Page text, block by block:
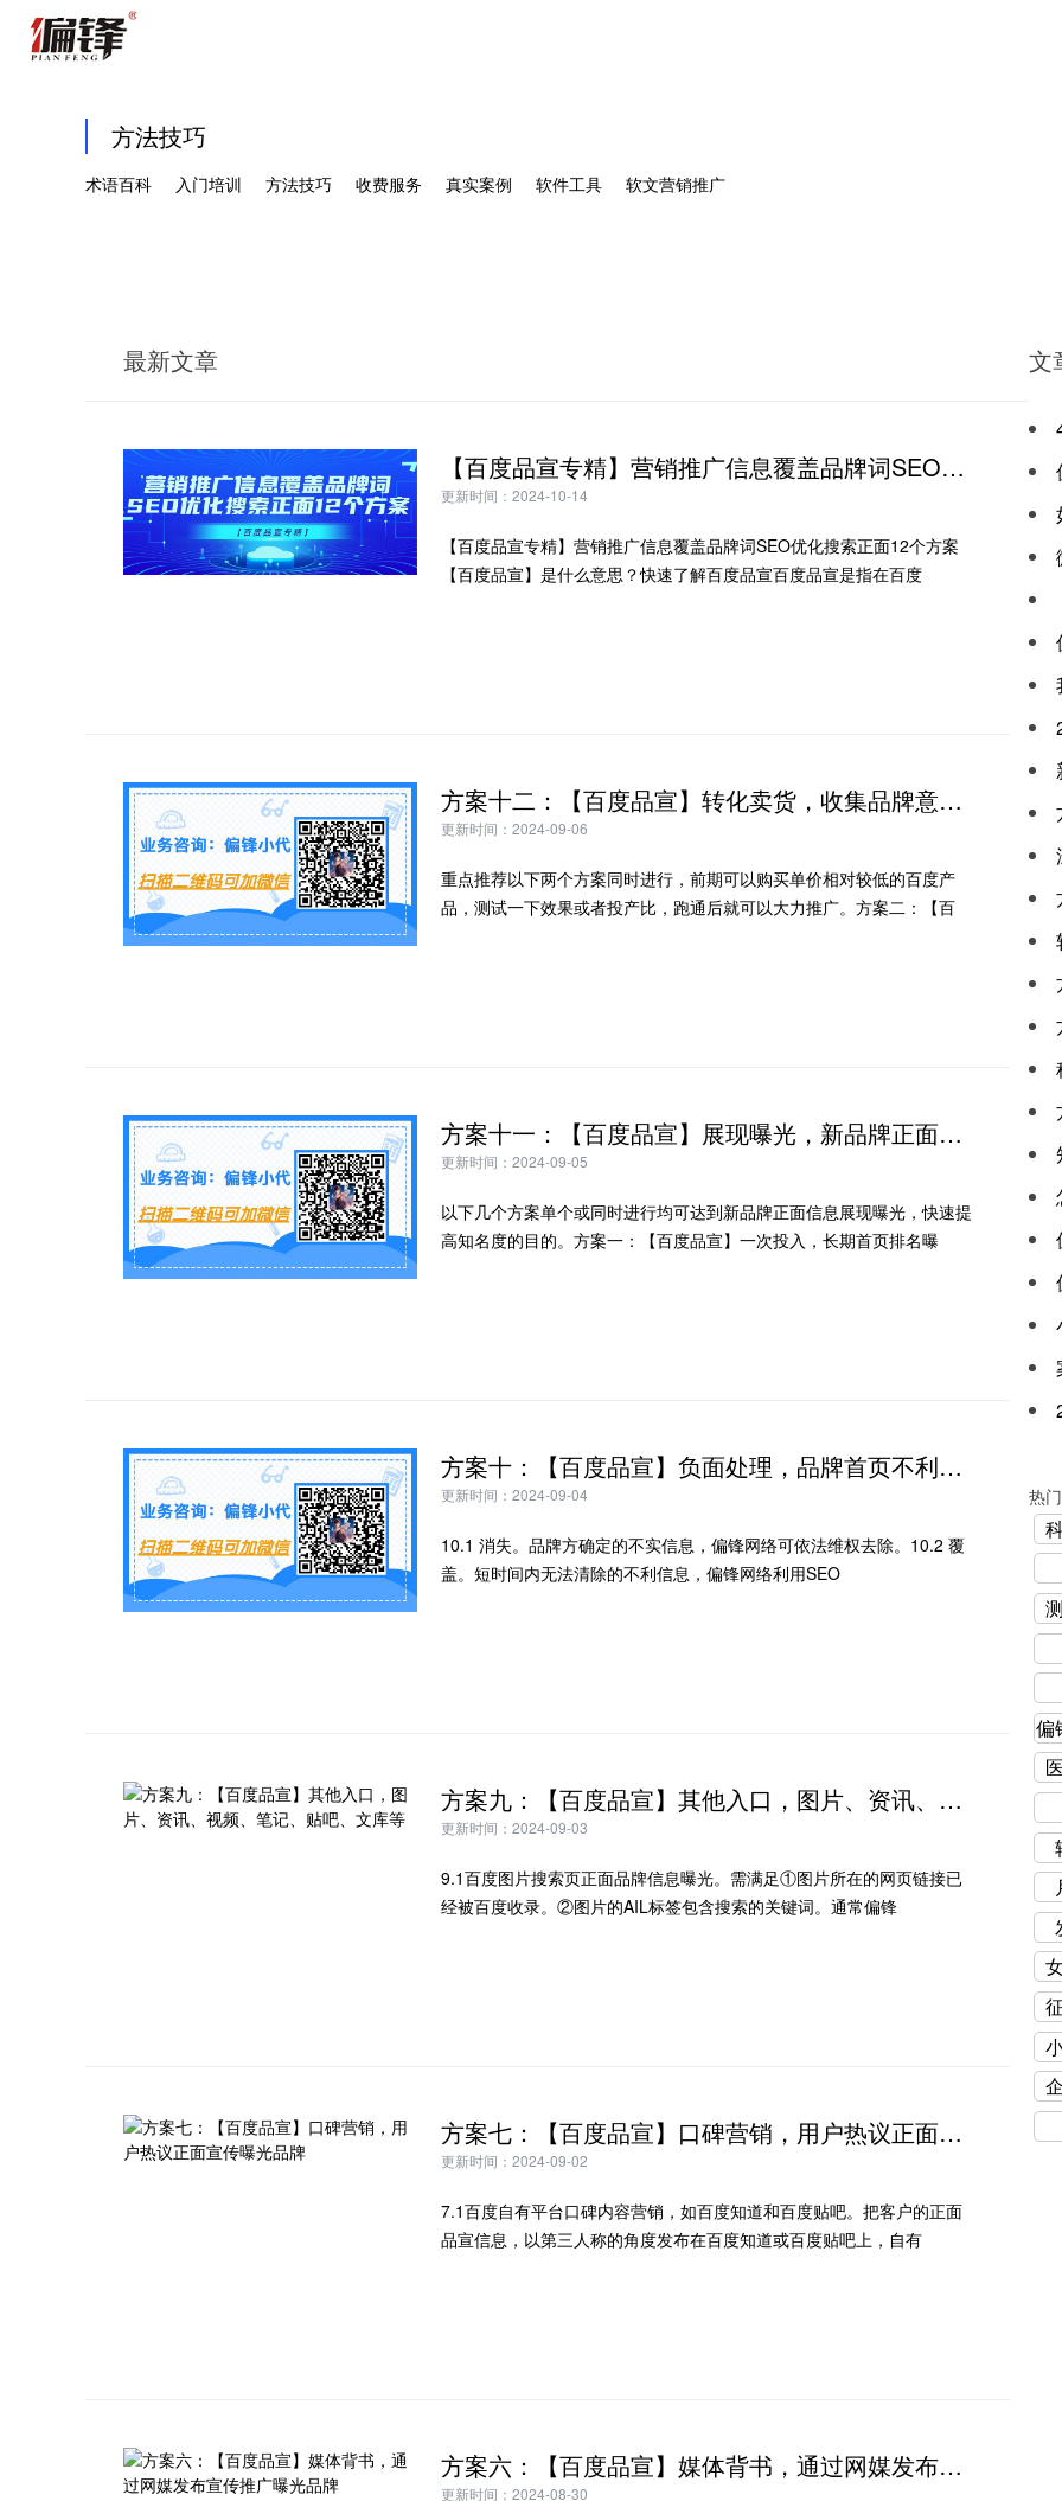
方法技巧
术语百科 入门培训 方法技巧 收费服务 真实案例 软件工具 软文营销推广
最新文章
【百度品宣专精】营销推广信息覆盖品牌词SEO优化搜索正面12个方案
更新时间：2024-10-14
【百度品宣专精】营销推广信息覆盖品牌词SEO优化搜索正面12个方案
【百度品宣】是什么意思？快速了解百度品宣百度品宣是指在百度
方案十二：【百度品宣】转化卖货，收集品牌意向客户线索和下单转化业绩
更新时间：2024-09-06
重点推荐以下两个方案同时进行，前期可以购买单价相对较低的百度产
品，测试一下效果或者投产比，跑通后就可以大力推广。方案二：【百
方案十一：【百度品宣】展现曝光，新品牌正面信息展现曝光提高知名度
更新时间：2024-09-05
以下几个方案单个或同时进行均可达到新品牌正面信息展现曝光，快速提
高知名度的目的。方案一：【百度品宣】一次投入，长期首页排名曝
方案十：【百度品宣】负面处理，品牌首页不利信息消失覆盖下沉回应公关处理
更新时间：2024-09-04
10.1 消失。品牌方确定的不实信息，偏锋网络可依法维权去除。10.2 覆
盖。短时间内无法清除的不利信息，偏锋网络利用SEO
方案九：【百度品宣】其他入口，图片、资讯、视频、笔记、贴吧、文库等
更新时间：2024-09-03
9.1百度图片搜索页正面品牌信息曝光。需满足①图片所在的网页链接已
经被百度收录。②图片的AIL标签包含搜索的关键词。通常偏锋
方案七：【百度品宣】口碑营销，用户热议正面宣传曝光品牌
更新时间：2024-09-02
7.1百度自有平台口碑内容营销，如百度知道和百度贴吧。把客户的正面
品宣信息，以第三人称的角度发布在百度知道或百度贴吧上，自有
方案六：【百度品宣】媒体背书，通过网媒发布宣传推广曝光品牌
更新时间：2024-08-30
文
热
偏